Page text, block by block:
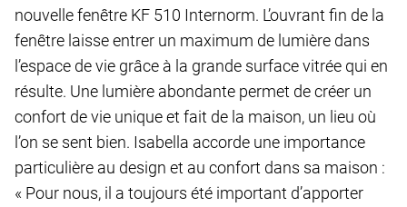
nouvelle fenêtre KF 510 Internorm. L’ouvrant fin de la
fenêtre laisse entrer un maximum de lumière dans
l’espace de vie grâce à la grande surface vitrée qui en
résulte. Une lumière abondante permet de créer un
confort de vie unique et fait de la maison, un lieu où
l’on se sent bien. Isabella accorde une importance
particulière au design et au confort dans sa maison :
« Pour nous, il a toujours été important d’apporter